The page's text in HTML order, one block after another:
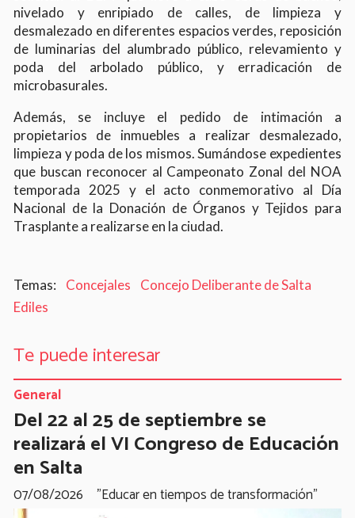
nivelado y enripiado de calles, de limpieza y
desmalezado en diferentes espacios verdes, reposición
de luminarias del alumbrado público, relevamiento y
poda del arbolado público, y erradicación de
microbasurales.
Además, se incluye el pedido de intimación a
propietarios de inmuebles a realizar desmalezado,
limpieza y poda de los mismos. Sumándose expedientes
que buscan reconocer al Campeonato Zonal del NOA
temporada 2025 y el acto conmemorativo al Día
Nacional de la Donación de Órganos y Tejidos para
Trasplante a realizarse en la ciudad.
Concejales
Concejo Deliberante de Salta
Ediles
Te puede interesar
Del 22 al 25 de septiembre se
realizará el VI Congreso de Educación
en Salta
"Educar en tiempos de transformación"
General
07/08/2026